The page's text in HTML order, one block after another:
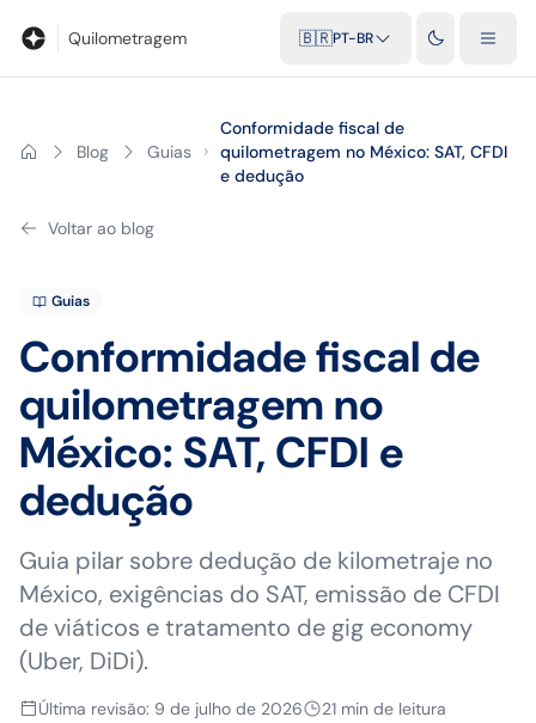
Quilometragem 🇧🇷PT-BR
Blog Guias
Conformidade fiscal de
quilometragem no México: SAT, CFDI
e dedução
Voltar ao blog
Guias
Conformidade fiscal de
quilometragem no
México: SAT, CFDI e
dedução
Guia pilar sobre dedução de kilometraje no
México, exigências do SAT, emissão de CFDI
de viáticos e tratamento de gig economy
(Uber, DiDi).
Última revisão: 9 de julho de 2026 21 min de leitura